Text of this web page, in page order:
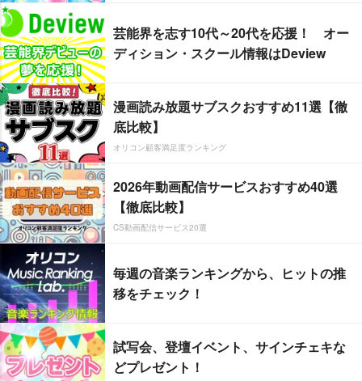
芸能界を志す10代～20代を応援！ オー
ディション・スクール情報はDeview
漫画読み放題サブスクおすすめ11選【徹
底比較】
オリコン顧客満足度ランキング
2026年動画配信サービスおすすめ40選
【徹底比較】
CS動画配信サービス20選
毎週の音楽ランキングから、ヒットの推
移をチェック！
試写会、登壇イベント、サインチェキな
どプレゼント！